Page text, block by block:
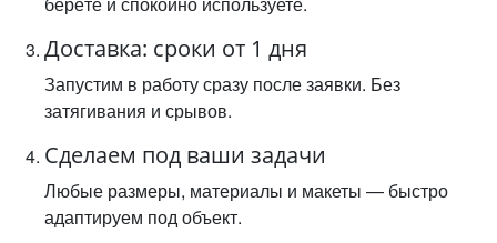
Доставка: сроки от 1 дня
Запустим в работу сразу после заявки. Без
затягивания и срывов.
Сделаем под ваши задачи
Любые размеры, материалы и макеты — быстро
адаптируем под объект.